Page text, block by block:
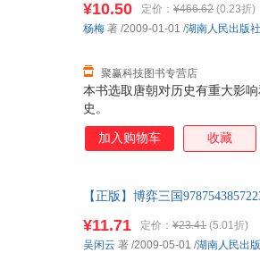
本书选取唐朝对历史有重大影
史。
¥10.50 定价： ¥466.62 (0.23折)
聚赢科技图书专营店
杨梅 著 /2009-01-01 /湖南人民出版社
加入购物车 收藏
【正版】博弈三国
¥11.71 定价： ¥23.41 (5.01折)
吴闲云 著 /2009-05-01 /湖南人民出